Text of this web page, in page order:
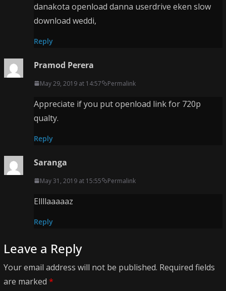
danakota openload danna userdrive eken slow
download weddi,
Reply
Pramod Perera
May 29, 2019 at 14:57 Permalink
Appreciate if you put openload link for 720p
qualty.
Reply
Saranga
May 31, 2019 at 15:55 Permalink
Ellllaaaaaz
Reply
Leave a Reply
Your email address will not be published. Required fields
are marked *